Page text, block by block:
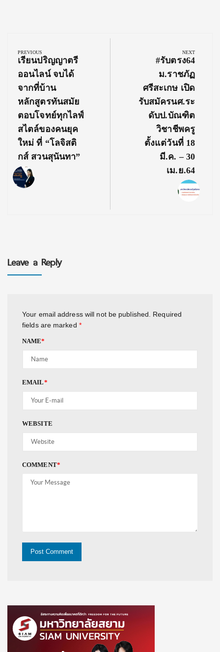
navigation
PREVIOUS
Previous
Post:
เรียนปริญญาตรี
ออนไลน์ จบได้
จากที่บ้าน
หลักสูตรทันสมัย
ตอบโจทย์ทุกไลฟ์
สไตล์ของคนยุค
ใหม่ ที่ “โลจิสติ
กส์ สวนสุนันทา”
NEXT
Next
Post:
#รับตรง64
ม.ราชภัฏ
ศรีสะเกษ เปิด
รับสมัครนศ.ระ
ดับป.บัณฑิต
วิชาชีพครู
ตั้งแต่วันที่ 18
มี.ค. – 30
เม.ย.64
Leave a Reply
Your email address will not be published.
Required
fields are marked *
NAME*
EMAIL*
WEBSITE
COMMENT*